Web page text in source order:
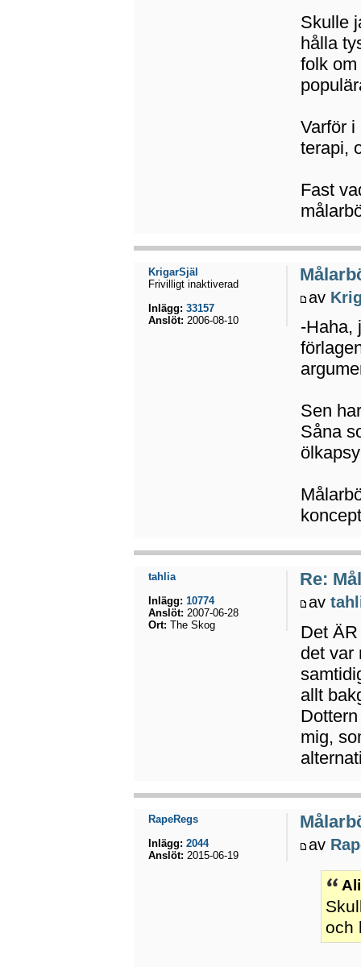
Skulle
hålla
folk
Varför
terapi,
Fast
av
-Haha,
Sen
Såna
KrigarSjäl
Frivilligt inaktiverad
Inlägg: 33157
Anslöt: 2006-08-10
Re:
av
Det
det var
allt
mig,
tahlia
Inlägg: 10774
Anslöt: 2007-06-28
Ort: The Skog
av
och
RapeRegs
Inlägg: 2044
Anslöt: 2015-06-19